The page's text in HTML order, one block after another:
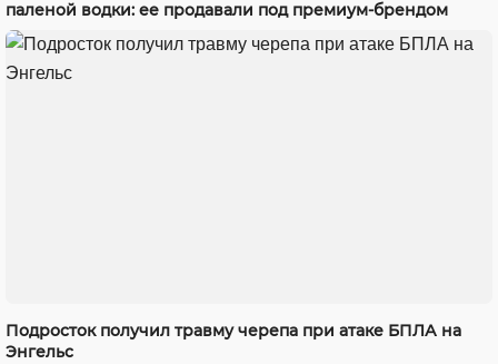
паленой водки: ее продавали под премиум-брендом
Подросток получил травму черепа при атаке БПЛА на
Энгельс